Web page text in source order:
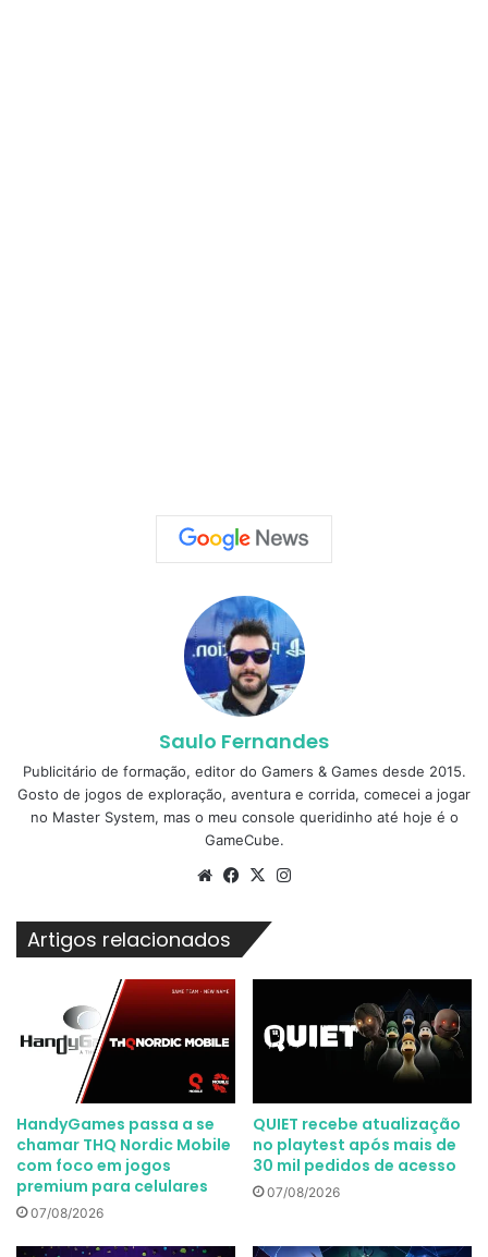
Saulo Fernandes
Publicitário de formação, editor do Gamers & Games desde 2015.
Gosto de jogos de exploração, aventura e corrida, comecei a jogar
no Master System, mas o meu console queridinho até hoje é o
GameCube.
WebsiteFacebook
X
Artigos relacionados
HandyGames passa a se
chamar THQ Nordic Mobile
com foco em jogos
premium para celulares
07/08/2026
QUIET recebe atualização
no playtest após mais de
30 mil pedidos de acesso
07/08/2026